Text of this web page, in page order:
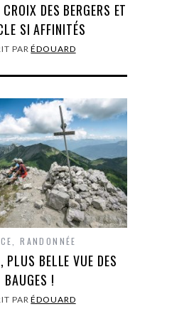
DES BERGERS ET
SI AFFINITÉS
PARÉDOUARD
,RANDONNÉE
PLUS BELLE VUE DES
BAUGES !
PARÉDOUARD